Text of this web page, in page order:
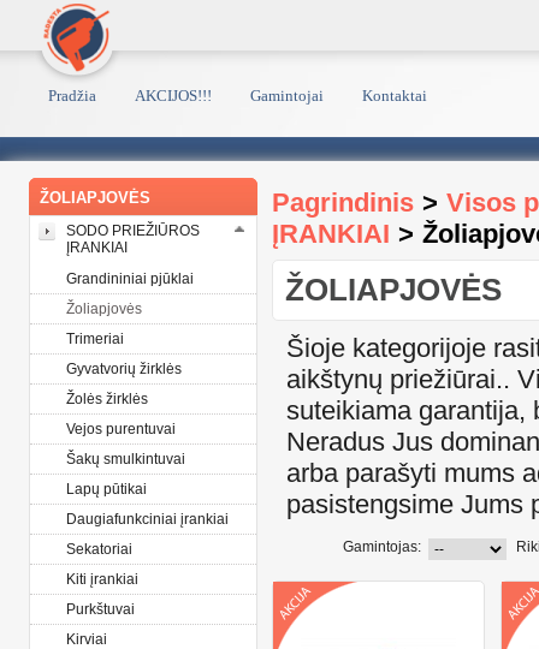
Pradžia AKCIJOS!!! Gamintojai Kontaktai
ŽOLIAPJOVĖS
SODO PRIEŽIŪROS
ĮRANKIAI
Grandininiai pjūklai
Žoliapjovės
Trimeriai
Gyvatvorių žirklės
Žolės žirklės
Vejos purentuvai
Šakų smulkintuvai
Lapų pūtikai
Daugiafunkciniai įrankiai
Sekatoriai
Kiti įrankiai
Purkštuvai
Kirviai
Pagrindinis > Visos
ĮRANKIAI >
ŽOLIAPJOVĖS
Šioje kategorijoje
aikštynų priežiūrai..
suteikiama garantija,
Neradus Jus
arba parašyti mums
pasistengsime Jums
Gamintojas: